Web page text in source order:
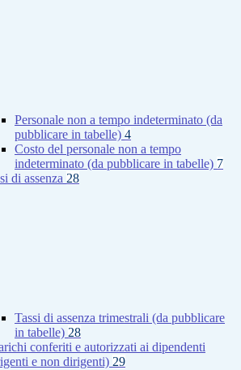
Personale non a tempo indeterminato (da
pubblicare in tabelle) 4
Costo del personale non a tempo
indeterminato (da pubblicare in tabelle) 7
di assenza 28
Tassi di assenza trimestrali (da pubblicare
in tabelle) 28
conferiti e autorizzati ai dipendenti
e non dirigenti) 29